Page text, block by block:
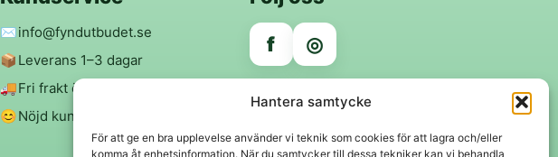
Hantera samtycke
För att ge en bra upplevelse använder vi teknik som cookies för att lagra och/eller
komma åt enhetsinformation. När du samtycker till dessa tekniker kan vi behandla
✉️info@fyndutbudet.se
📦 Leverans 1–3 dagar
🚚Fri frakt över 299 kr
😊Nöjd kund-garanti
f ◎
Trygga betalningar
Klarna VISA Mastercard Swish